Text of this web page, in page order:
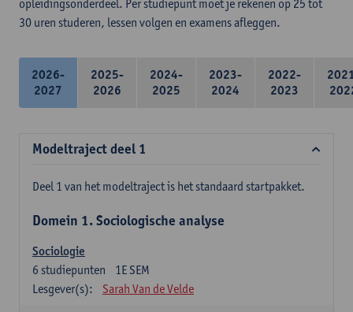
opleidingsonderdeel. Per studiepunt moet je rekenen op 25 tot
30 uren studeren, lessen volgen en examens afleggen.
2026-
2027
2025-
2026
2024-
2025
2023-
2024
2022-
2023
Modeltraject deel 1
Deel 1 van het modeltraject is het standaard startpakket.
Domein 1. Sociologische analyse
Sociologie
1E SEM
6 studiepunten
Lesgever(s):
Sarah Van de Velde